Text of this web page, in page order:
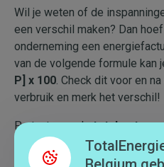
Wil je weten of de
een verschil maken? Dan
onderneming een
van de volgende formule kan
P] x 100. Check dit voor en
verbruik en merk het verschil!
P staat voor detotale
zonnepanelen in een
aflezen op de omvormer of